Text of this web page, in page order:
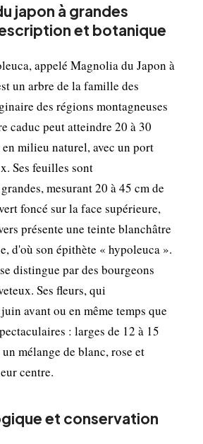
japon à grandes
et botanique
appelé Magnolia du Japon à
un arbre de la famille des
des régions montagneuses
caduc peut atteindre 20 à 30
milieu naturel, avec un port
Ses feuilles sont
mesurant 20 à 45 cm de
foncé sur la face supérieure,
présente une teinte blanchâtre
d'où son épithète « hypoleuca ».
distingue par des bourgeons
Ses fleurs, qui
avant ou en même temps que
: larges de 12 à 15
mélange de blanc, rose et
centre.
et conservation